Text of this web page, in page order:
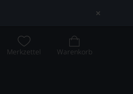
Merkzettel Warenkorb